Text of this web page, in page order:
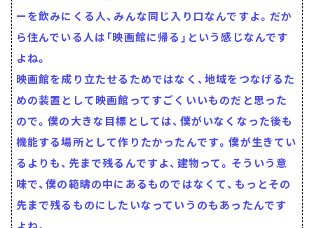
ーを飲みにくる人、みんな同じ入り口なんですよ。だか
ら住んでいる人は「映画館に帰る」という感じなんです
よね。
映画館を成り立たせるためではなく、地域をつなげるた
めの装置として映画館ってすごくいいものだと思った
ので。僕の大きな目標としては、僕がいなくなった後も
機能する場所として作りたかったんです。僕が生きてい
るよりも、先まで残るんですよ、建物って。そういう意
味で、僕の範疇の中にあるものではなくて、もっとその
先まで残るものにしたいなっていうのもあったんです